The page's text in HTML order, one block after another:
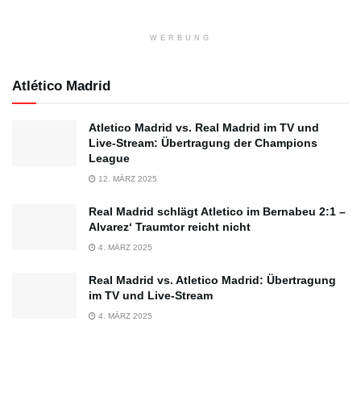
WERBUNG
Atlético Madrid
Atletico Madrid vs. Real Madrid im TV und
Live-Stream: Übertragung der Champions
League
12. MÄRZ 2025
Real Madrid schlägt Atletico im Bernabeu 2:1 –
Alvarez‘ Traumtor reicht nicht
4. MÄRZ 2025
Real Madrid vs. Atletico Madrid: Übertragung
im TV und Live-Stream
4. MÄRZ 2025